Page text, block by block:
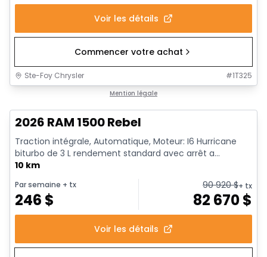
Voir les détails
Commencer votre achat
Ste-Foy Chrysler #1T325
Mention légale
2026 RAM 1500 Rebel
Traction intégrale, Automatique, Moteur: I6 Hurricane
biturbo de 3 L rendement standard avec arrêt a...
10 km
Par semaine + tx
246 $
90 920$+ tx
82 670$
Voir les détails